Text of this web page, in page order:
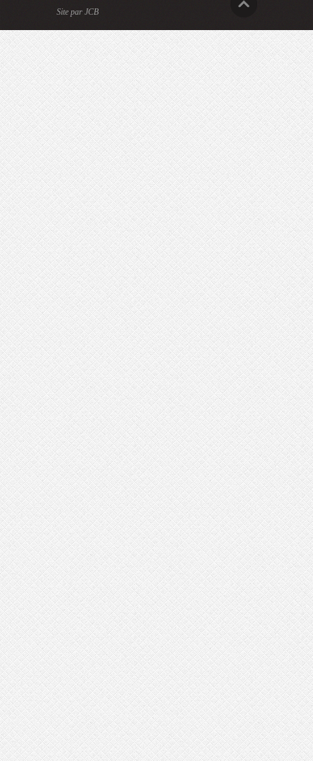
Site par JCB